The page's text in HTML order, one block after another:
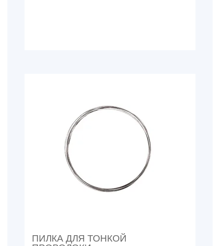
ПИЛКА ДЛЯ ТОНКОЙ